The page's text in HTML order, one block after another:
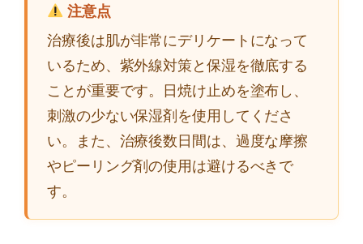
注意点
治療後は肌が非常にデリケートになって
いるため、紫外線対策と保湿を徹底する
ことが重要です。日焼け止めを塗布し、
刺激の少ない保湿剤を使用してくださ
い。また、治療後数日間は、過度な摩擦
やピーリング剤の使用は避けるべきで
す。